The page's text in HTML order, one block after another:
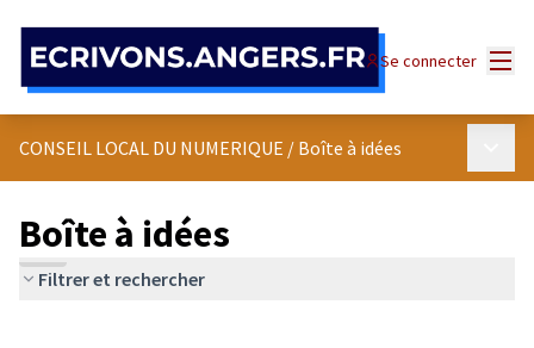
Se connecter
CONSEIL LOCAL DU NUMERIQUE / Boîte à idées
Boîte à idées
Filtrer et rechercher